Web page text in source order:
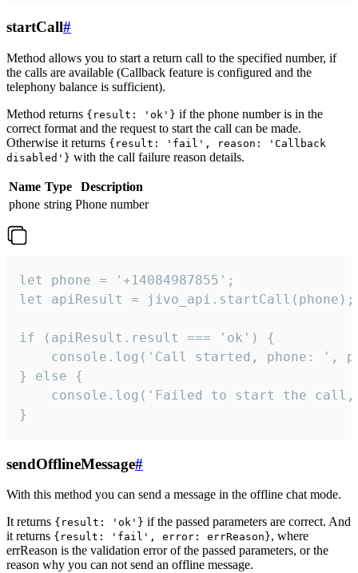
startCall#
Method allows you to start a return call to the specified number, if
the calls are available (Callback feature is configured and the
telephony balance is sufficient).
Method returns {result: 'ok'} if the phone number is in the
correct format and the request to start the call can be made.
Otherwise it returns {result: 'fail', reason: 'Callback
disabled'} with the call failure reason details.
Name Type
Description
phone string Phone number
let phone = '+14084987855';
let apiResult = jivo_api.startCall(phone);
if (apiResult.result === 'ok') {
console.log('Call started, phone: ',
} else {
console.log('Failed to start the
}
sendOfflineMessage#
With this method you can send a message in the offline chat mode.
It returns {result: 'ok'} if the passed parameters are correct. And
it returns {result: 'fail', error: errReason}, where
errReason is the validation error of the passed parameters, or the
reason why you can not send an offline message.